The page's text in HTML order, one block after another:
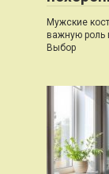
Мужские
важную роль
Выбор